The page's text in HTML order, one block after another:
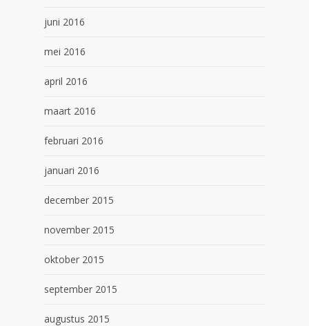
juni 2016
mei 2016
april 2016
maart 2016
februari 2016
januari 2016
december 2015
november 2015
oktober 2015
september 2015
augustus 2015